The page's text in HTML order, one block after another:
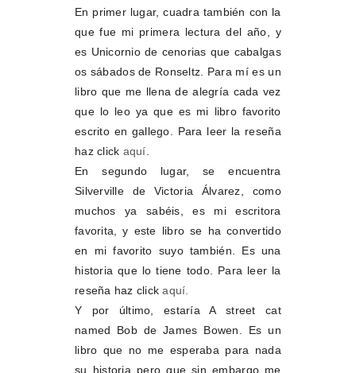
En primer lugar, cuadra también con la
que fue mi primera lectura del año, y
es Unicornio de cenorias que cabalgas
os sábados de Ronseltz. Para mí es un
libro que me llena de alegría cada vez
que lo leo ya que es mi libro favorito
escrito en gallego. Para leer la reseña
haz click aquí
En segundo lugar, se encuentra
Silverville de Victoria Álvarez, como
muchos ya sabéis, es mi escritora
favorita, y este libro se ha convertido
en mi favorito suyo también. Es una
historia que lo tiene todo. Para leer la
reseña haz clickaquí.
Y por último, estaría A street cat
named Bob de James Bowen. Es un
libro que no me esperaba para nada
su historia pero que sin embargo me